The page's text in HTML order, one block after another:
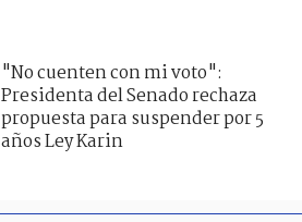
"No cuenten con mi voto":
Presidenta del Senado rechaza
propuesta para suspender por 5
años Ley Karin